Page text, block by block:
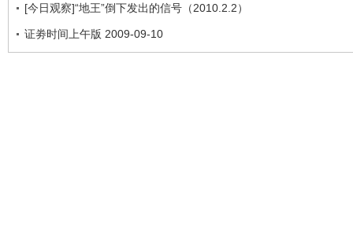
[今日观察]“地王”倒下发出的信号（2010.2.2）
证劵时间上午版 2009-09-10